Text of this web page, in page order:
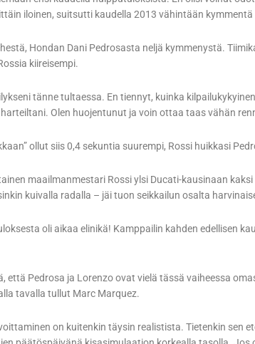
iloinen, suitsutti kaudella 2013 vähintään
Hondan Dani Pedrosasta neljä kymmenystä.
kiireisempi.
tänne tultaessa. En tiennyt, kuinka
Olen huojentunut ja voin ottaa taas vähän
ollut siis 0,4 sekuntia suurempi, Rossi huikkasi
maailmanmestari Rossi ylsi Ducati-kausinaan
kuivalla radalla – jäi tuon seikkailun osalta
oli aikaa elinikä! Kamppailin kahden edellisen
että Pedrosa ja Lorenzo ovat vielä tässä vaiheessa
tavalla tullut Marc Marquez.
on kuitenkin täysin realistista. Tietenkin sen